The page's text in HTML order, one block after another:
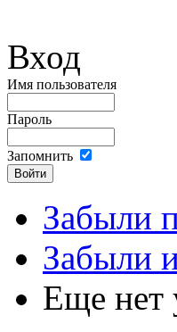
Вход
Имя пользователя
Пароль
Запомнить
Забыли
Забыли
Еще нет